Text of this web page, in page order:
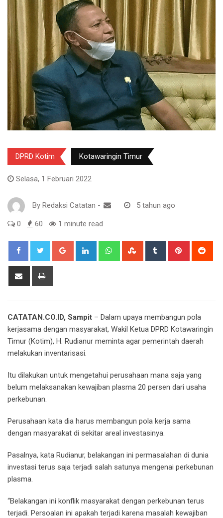
DPRD Kotim Kotawaringin Timur
Selasa, 1 Februari 2022
By Redaksi Catatan - 5 tahun ago
0 60 1 minute read
Google+ LinkedIn WhatsappStumbleUpon
Tumblr Pinterest
Share
CATATAN.CO.ID, Sampit – Dalam upaya membangun pola
kerjasama dengan masyarakat, Wakil Ketua DPRD Kotawaringin
Timur (Kotim), H. Rudianur meminta agar pemerintah daerah
melakukan inventarisasi.
Itu dilakukan untuk mengetahui perusahaan mana saja yang
belum melaksanakan kewajiban plasma 20 persen dari usaha
perkebunan.
Perusahaan kata dia harus membangun pola kerja sama
dengan masyarakat di sekitar areal investasinya.
Pasalnya, kata Rudianur, belakangan ini permasalahan di dunia
investasi terus saja terjadi salah satunya mengenai perkebunan
plasma.
“Belakangan ini konflik masyarakat dengan perkebunan terus
terjadi. Persoalan ini apakah terjadi karena masalah kewajiban